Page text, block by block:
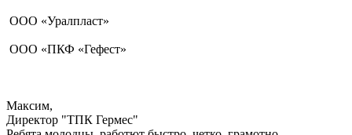
ООО «Уралпласт»
ООО «ПКФ «Гефест»
Максим,
Директор "ТПК Гермес"